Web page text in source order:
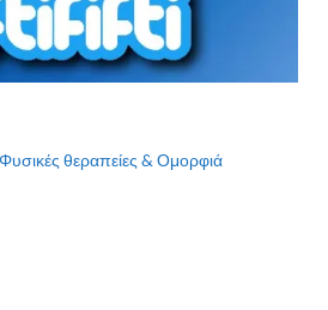
θεραπείες & Ομορφιά